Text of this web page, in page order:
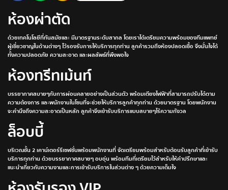
ห้องผ่าตัด
ด้วยเทคโนโลยีที่ทันสมัยและ มีมาตรฐานระดับสากล โดยเราได้เตรียมความพร้อมของทีมแพทย์
ผู้เชี่ยวชาญในด้านต่างๆ ไว้รองรับการให้บริการทุกท่าน ลูกค้ารวมถึงห้องปลอดเชื้อ จึงมั่นใจได้
ทั้งความปลอดภัย ความสะอาด และผลลัพธ์ที่พึงพอใจ
ห้องทรีทเม้นท์
บรรยากาศสบายๆกับการผ่อนคลายอย่างเป็นส่วนตัว พร้อมเตียงไฟฟ้าที่สามารถปรับได้ตาม
ความต้องการ และพนักงานในโซนที่จะช่วยให้บริการลูกค้าทุกท่าน ด้วยมาตรฐาน โดยพนักงาน
จะคำนึงถึงความสะอาดเป็นหลัก ลูกค้าจึงเข้ารับบริการแบบสบายๆไร้ความกังวล
ล็อบบี้
บริเวณชั้น 2 เคาน์เตอร์รีเซฟชั่นพร้อมพนักงานที่ จัดเตรียมพร้อมสำหรับต้อนรับลูกค้าที่เข้ารับ
บริการทุกท่าน ด้วยบรรยากาศสบายๆ อบอุ่น พร้อมทีมที่เตรียมไว้สำหรับให้คำปรึกษาและ
แนะนำเกี่ยวกับความงามและการเข้ารับบริการในส่วนต่าง ๆ ด้วยความเต็มใจ